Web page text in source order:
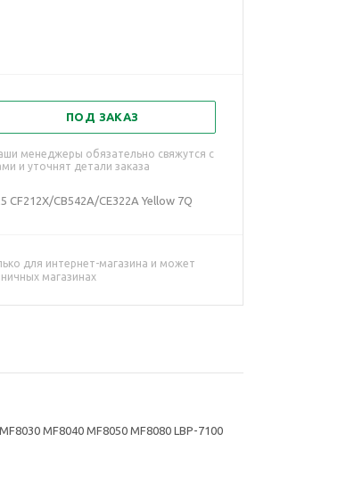
ПОД ЗАКАЗ
менеджеры обязательно свяжутся с
и уточнят детали заказа
CB542A/CE322A Yellow 7Q
для интернет-магазина и может
магазинах
MF8040 MF8050 MF8080 LBP-7100